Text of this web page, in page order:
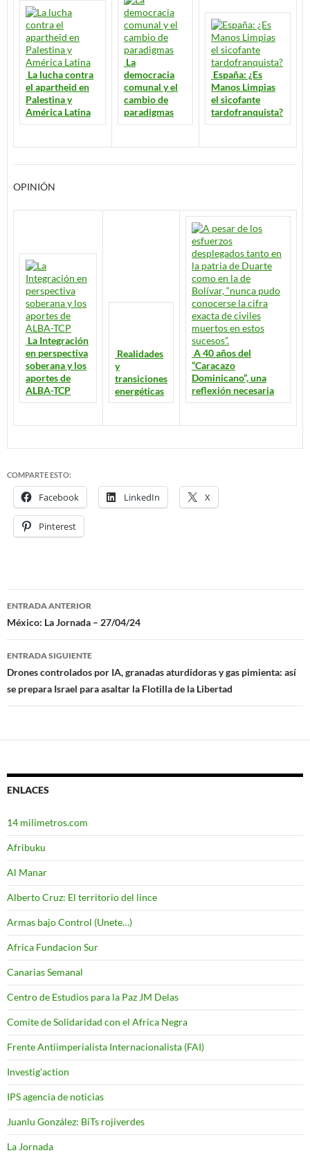
La lucha contra
el apartheid en
Palestina y
América Latina
La
democracia
comunal y el
cambio de
paradigmas
España: ¿Es
Manos Limpias
el sicofante
tardofranquista?
OPINIÓN
La Integración
en perspectiva
soberana y los
aportes de
ALBA-TCP
Realidades
y
transiciones
energéticas
A 40 años del
“Caracazo
Dominicano”, una
reflexión necesaria
COMPARTE ESTO:
Facebook LinkedIn X
Pinterest
Navegación
de
entradas
ENTRADA ANTERIOR
México: La Jornada – 27/04/24
ENTRADA SIGUIENTE
Drones controlados por IA, granadas aturdidoras y gas pimienta: así
se prepara Israel para asaltar la Flotilla de la Libertad
ENLACES
14 milimetros.com
Afribuku
Al Manar
Alberto Cruz: El territorio del lince
Armas bajo Control (Unete…)
Africa Fundacion Sur
Canarias Semanal
Centro de Estudios para la Paz JM Delas
Comite de Solidaridad con el Africa Negra
Frente Antiimperialista Internacionalista (FAI)
Investig'action
IPS agencia de noticias
Juanlu González: BiTs rojiverdes
La Jornada